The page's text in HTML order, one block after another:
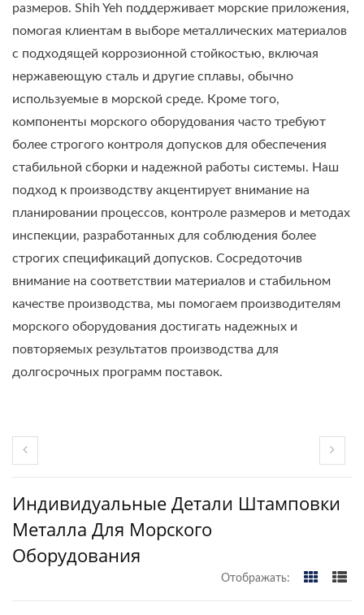
размеров. Shih Yeh поддерживает морские приложения,
помогая клиентам в выборе металлических материалов
с подходящей коррозионной стойкостью, включая
нержавеющую сталь и другие сплавы, обычно
используемые в морской среде. Кроме того,
компоненты морского оборудования часто требуют
более строгого контроля допусков для обеспечения
стабильной сборки и надежной работы системы. Наш
подход к производству акцентирует внимание на
планировании процессов, контроле размеров и методах
инспекции, разработанных для соблюдения более
строгих спецификаций допусков. Сосредоточив
внимание на соответствии материалов и стабильном
качестве производства, мы помогаем производителям
морского оборудования достигать надежных и
повторяемых результатов производства для
долгосрочных программ поставок.
Индивидуальные Детали Штамповки
Металла Для Морского
Оборудования
Отображать: